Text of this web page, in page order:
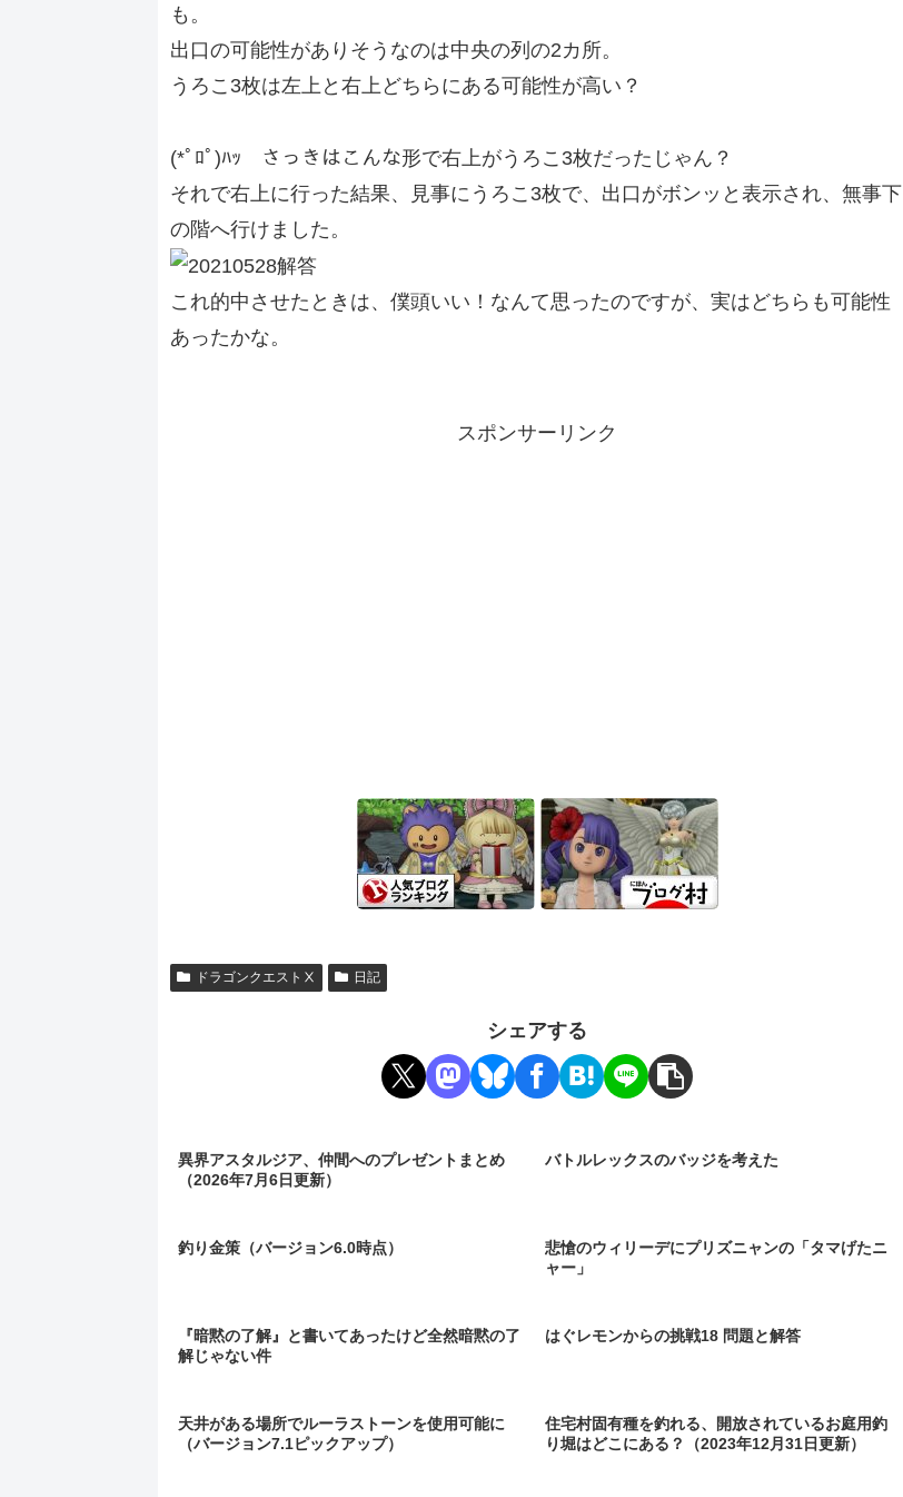
も。
出口の可能性がありそうなのは中央の列の2カ所。
うろこ3枚は左上と右上どちらにある可能性が高い？
(*ﾟﾛﾟ)ﾊｯ さっきはこんな形で右上がうろこ3枚だったじゃん？
それで右上に行った結果、見事にうろこ3枚で、出口がボンッと表示され、無事下
の階へ行けました。
これ的中させたときは、僕頭いい！なんて思ったのですが、実はどちらも可能性
あったかな。
スポンサーリンク
ドラゴンクエストⅩ 日記
シェアする
異界アスタルジア、仲間へのプレゼントまとめ
（2026年7月6日更新）
バトルレックスのバッジを考えた
釣り金策（バージョン6.0時点）
悲愴のウィリーデにプリズニャンの「タマげたニ
ャー」
『暗黙の了解』と書いてあったけど全然暗黙の了
解じゃない件
はぐレモンからの挑戦18 問題と解答
天井がある場所でルーラストーンを使用可能に
（バージョン7.1ピックアップ）
住宅村固有種を釣れる、開放されているお庭用釣
り堀はどこにある？（2023年12月31日更新）